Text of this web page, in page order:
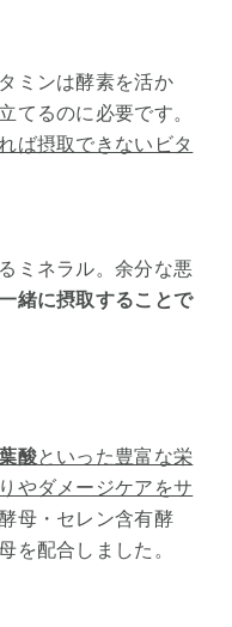
タミンは酵素を活か
てるのに必要です。
ば摂取できないビタ
ミネラル。余分な悪
緒に摂取することで
酸といった豊富な栄
やダメージケアをサ
母・セレン含有酵
を配合しました。